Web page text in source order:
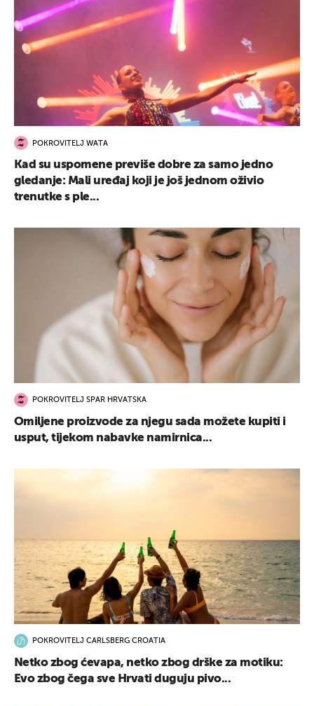
POKROVITELJ WATA
Kad su uspomene previše dobre za samo jedno
gledanje: Mali uređaj koji je još jednom oživio
trenutke s ple...
POKROVITELJ SPAR HRVATSKA
Omiljene proizvode za njegu sada možete kupiti i
usput, tijekom nabavke namirnica...
POKROVITELJ CARLSBERG CROATIA
Netko zbog ćevapa, netko zbog drške za motiku:
Evo zbog čega sve Hrvati duguju pivo...